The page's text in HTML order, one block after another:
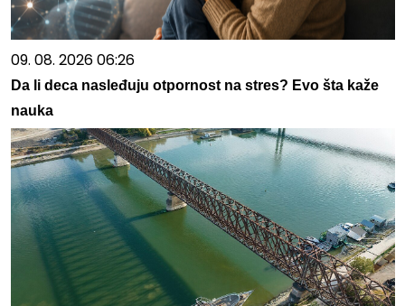
09. 08. 2026 06:26
Da li deca nasleđuju otpornost na stres? Evo šta kaže
nauka